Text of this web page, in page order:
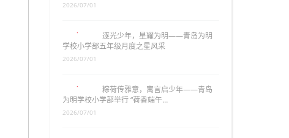
2026/07/01
逐光少年，星耀为明——青岛为明
学校小学部五年级月度之星风采
2026/07/01
粽荷传雅意，寓言启少年——青岛
为明学校小学部举行 “荷香端午…
2026/07/01